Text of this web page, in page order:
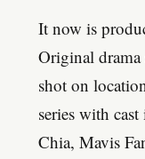
It now is
Original
shot on
series with
Chia, Mavis